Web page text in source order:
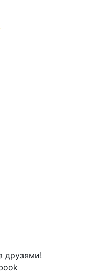
друзями!